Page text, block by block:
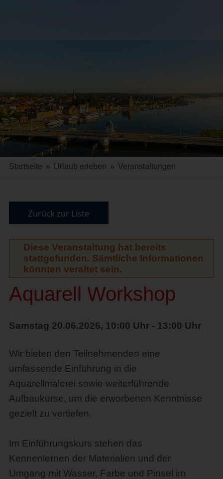
Startseite » Urlaub erleben » Veranstaltungen
Zurück zur Liste
Diese Veranstaltung hat bereits
stattgefunden. Sämtliche Informationen
könnten veraltet sein.
Aquarell Workshop
Samstag 20.06.2026, 10:00 Uhr - 13:00 Uhr
Wir bieten den Teilnehmenden eine
umfassende Einführung in die
Aquarellmalerei sowie weiterführende
Aufbaukurse, um die erworbenen Kenntnisse
gezielt zu vertiefen.
Im Einführungskurs stehen das
Kennenlernen der Materialien und der
Umgang mit Wasser, Farbe und Pinsel im